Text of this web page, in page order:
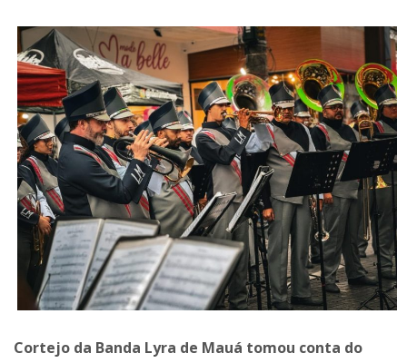
Cortejo da Banda Lyra de Mauá tomou conta do